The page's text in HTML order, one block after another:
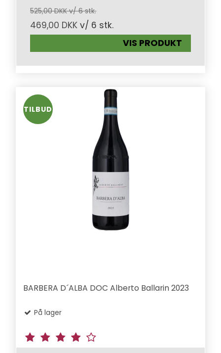
525,00 DKK v/ 6 stk.
469,00 DKK v/ 6 stk.
VIS PRODUKT
TILBUD
BARBERA D´ALBA DOC Alberto Ballarin 2023
På lager